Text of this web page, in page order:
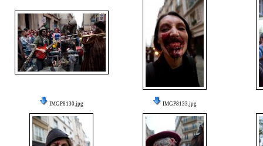
IMGP8130.jpg IMGP8133.jpg